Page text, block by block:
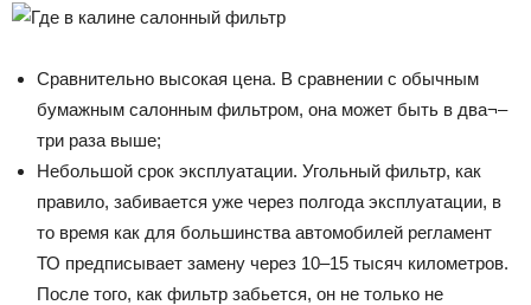
Сравнительно высокая цена. В сравнении с обычным
бумажным салонным фильтром, она может быть в два¬–
три раза выше;
Небольшой срок эксплуатации. Угольный фильтр, как
правило, забивается уже через полгода эксплуатации, в
то время как для большинства автомобилей регламент
ТО предписывает замену через 10–15 тысяч километров.
После того, как фильтр забьется, он не только не